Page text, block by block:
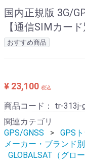
国内正規版 3G/
【通信SIMカード
おすすめ商品
¥ 23,100 税込
商品コード： tr-313j-
関連カテゴリ
GPS/GNSS
GPS
メーカー・ブランド別
GLOBALSAT（グロ